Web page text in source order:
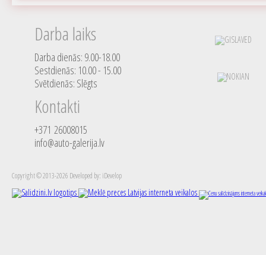
Darba laiks
Darba dienās: 9.00-18.00
Sestdienās: 10.00 - 15.00
Svētdienās: Slēgts
Kontakti
+371 26008015
info@auto-galerija.lv
Copyright © 2013-2026 Developed by: iDevelop